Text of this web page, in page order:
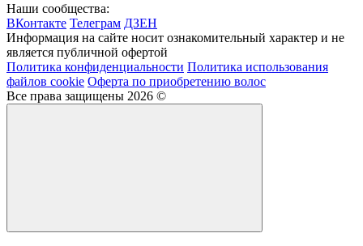
Наши сообщества:
ВКонтакте Телеграм ДЗЕН
Информация на сайте носит ознакомительный характер и не
является публичной офертой
Политика конфиденциальности Политика использования
файлов cookie Оферта по приобретению волос
Все права защищены 2026 ©